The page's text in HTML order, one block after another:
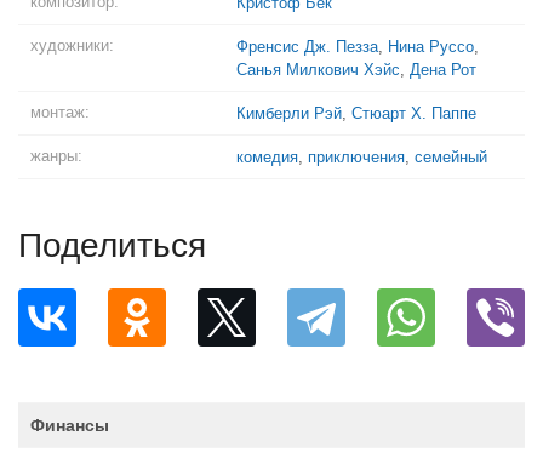
художники: Френсис Дж. Пезза, Нина Руссо,
Санья Милкович Хэйс, Дена Рот
монтаж: Кимберли Рэй, Стюарт Х. Паппе
жанры: комедия, приключения, семейный
Поделиться
Финансы